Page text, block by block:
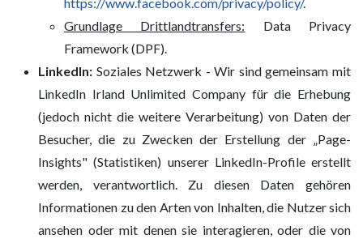
Grundlage Drittlandtransfers: Data Privacy
Framework (DPF).
LinkedIn: Soziales Netzwerk - Wir sind gemeinsam mit
LinkedIn Irland Unlimited Company für die Erhebung
(jedoch nicht die weitere Verarbeitung) von Daten der
Besucher, die zu Zwecken der Erstellung der „Page-
Insights" (Statistiken) unserer LinkedIn-Profile erstellt
werden, verantwortlich. Zu diesen Daten gehören
Informationen zu den Arten von Inhalten, die Nutzer sich
ansehen oder mit denen sie interagieren, oder die von